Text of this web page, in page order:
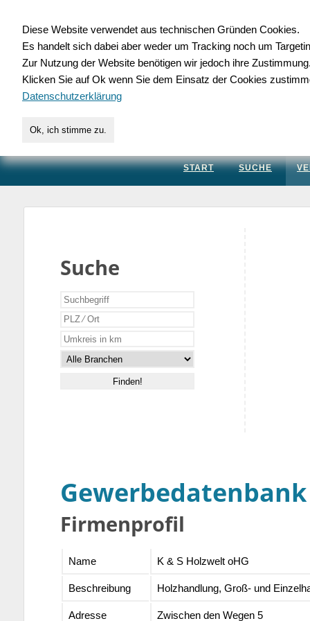
für Handwerk,
START SUCHE
Suche
Gewerbedatenbank
Firmenprofil
Name K & S Holzwelt oHG
Beschreibung Holzhandlung, Groß- und
Adresse Zwischen den Wegen 5
Diese Website verwendet aus technischen Gründen Cookies.
Es handelt sich dabei aber weder um Tracking noch um
Zur Nutzung der Website benötigen wir jedoch ihre Zustimmung.
Klicken Sie auf Ok wenn Sie dem Einsatz der Cookies
Datenschutzerklärung
Ok, ich stimme zu.